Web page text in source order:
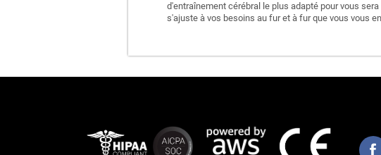
d'entraînement cérébral le plus adapté pour vous
s'ajuste à vos besoins au fur et à fur que vous vous